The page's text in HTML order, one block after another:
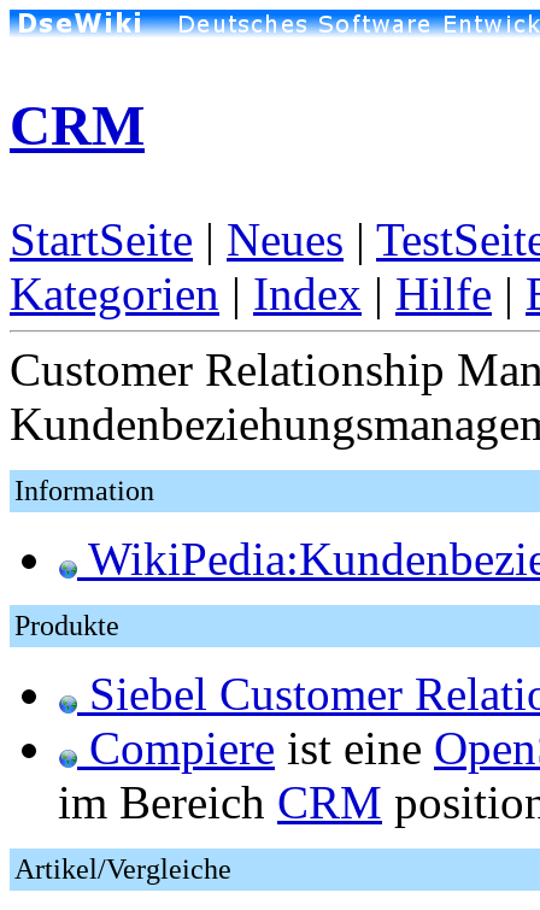
CRM
StartSeite | Neues |
Kategorien | Index | Hilfe |
Customer Relationship
Information
Produkte
Siebel Customer
Compiere ist eine
im Bereich CRM
Artikel/Vergleiche